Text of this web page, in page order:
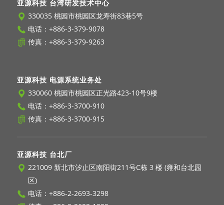
亚源科技 台湾研发技术中心
330035 桃园市桃园区龙寿街83巷5号
电话： +886-3-379-9078
传真：+886-3-379-9263
亚源科技 电源系统业务处
330060 桃园市桃园区正光路423-10号9楼
电话： +886-3-3700-910
传真：+886-3-3700-915
亚源科技 台北厂
221009 新北市汐止区南阳街211号C栋 3 楼 (雍和台北园
区)
电话： +886-2-2693-3298